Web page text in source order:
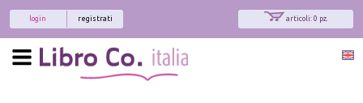
articoli: 0 pz.
registrati
login